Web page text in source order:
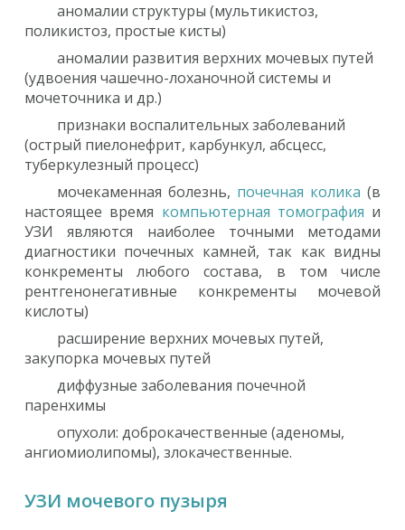
аномалии структуры (мультикистоз,
поликистоз, простые кисты)
аномалии развития верхних мочевых путей
(удвоения чашечно-лоханочной системы и
мочеточника и др.)
признаки воспалительных заболеваний
(острый пиелонефрит, карбункул, абсцесс,
туберкулезный процесс)
мочекаменная болезнь, почечная колика (в
настоящее время компьютерная томография и
УЗИ являются наиболее точными методами
диагностики почечных камней, так как видны
конкременты любого состава, в том числе
рентгенонегативные конкременты мочевой
кислоты)
расширение верхних мочевых путей,
закупорка мочевых путей
диффузные заболевания почечной
паренхимы
опухоли: доброкачественные (аденомы,
ангиомиолипомы), злокачественные.
УЗИ мочевого пузыря